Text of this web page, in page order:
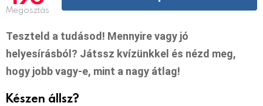
Megosztás
Teszteld a tudásod! Mennyire vagy jó
helyesírásból? Játssz kvízünkkel és nézd meg,
hogy jobb vagy-e, mint a nagy átlag!
Készen állsz?